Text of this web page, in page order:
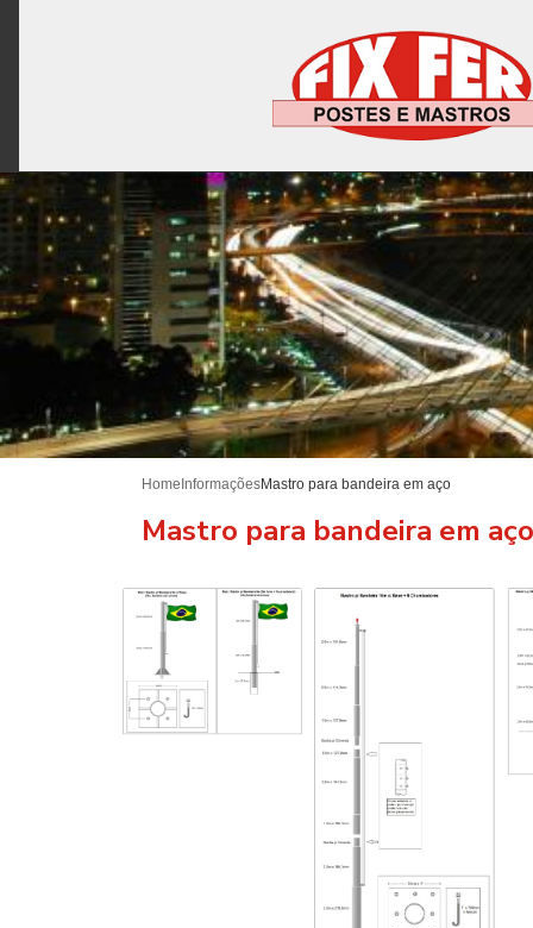
Home InformaçõesMastro para bandeira em aço
Mastro para bandeira em aço